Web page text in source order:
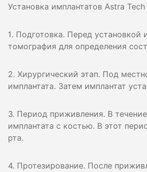
Установка имплантатов Astra
1. Подготовка. Перед установкой
томография для определения
2. Хирургический этап. Под
имплантата. Затем имплантат
3. Период приживления. В
имплантата с костью. В этот
рта.
4. Протезирование. После